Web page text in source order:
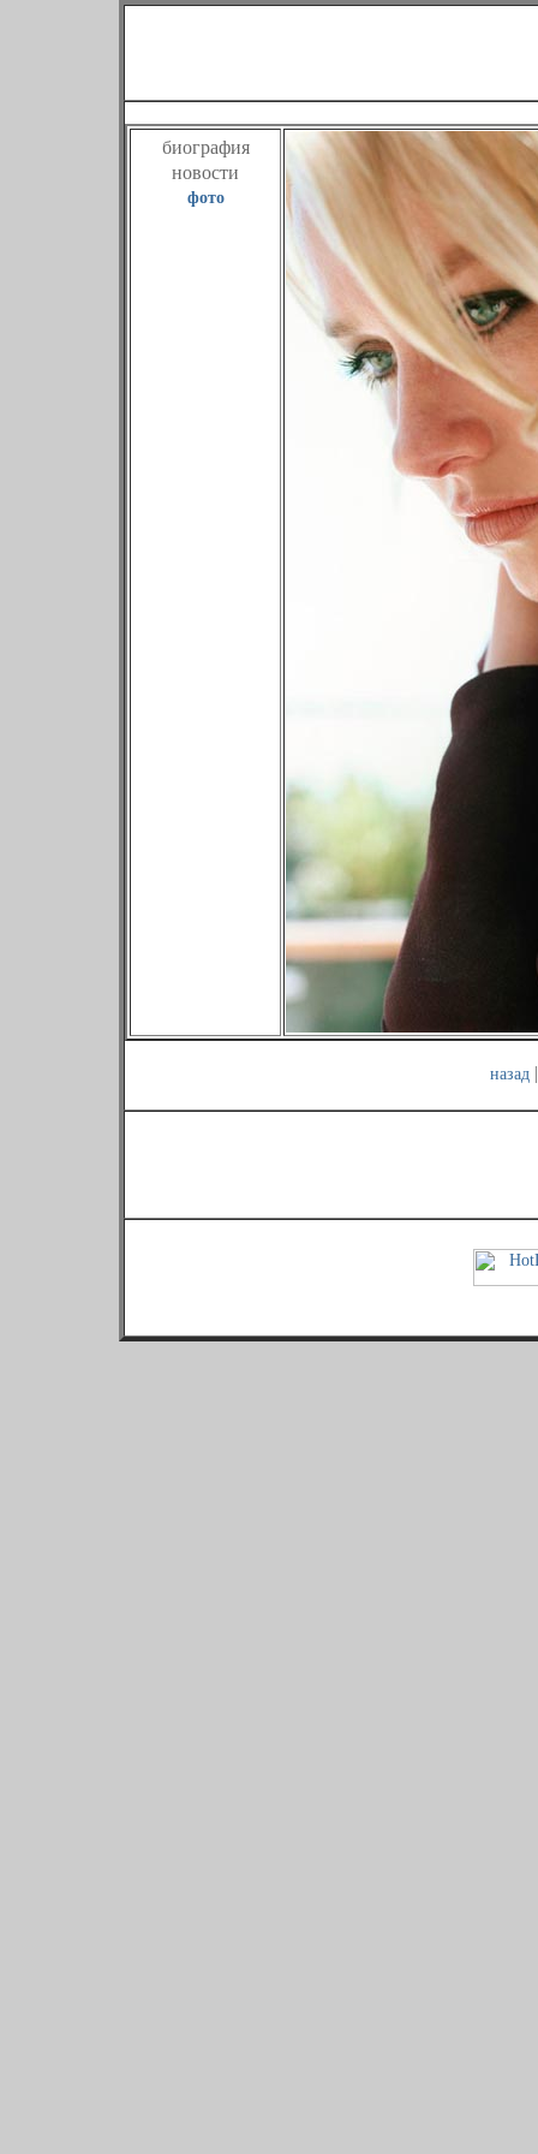
биография
новости
фото
назад